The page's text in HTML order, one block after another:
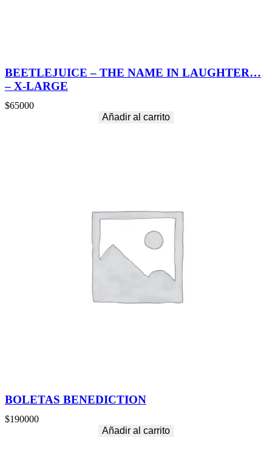
BEETLEJUICE – THE NAME IN LAUGHTER…
– X-LARGE
$65000
Añadir al carrito
BOLETAS BENEDICTION
$190000
Añadir al carrito